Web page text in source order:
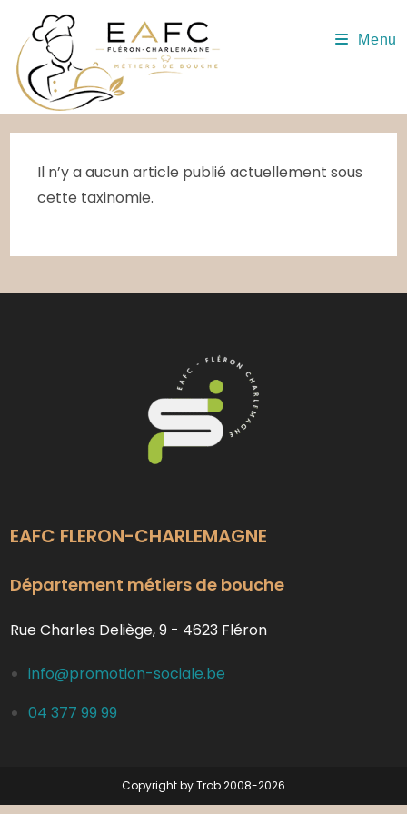
content
Menu
Il n’y a aucun article publié actuellement sous
cette taxinomie.
EAFC FLERON-CHARLEMAGNE
Département métiers de bouche
Rue Charles Deliège, 9 - 4623 Fléron
info@promotion-sociale.be
04 377 99 99
Copyright by Trob 2008-2026